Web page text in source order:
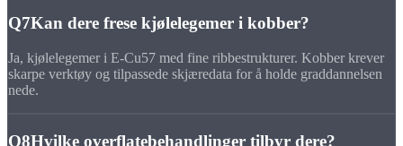
Q7Kan dere frese kjølelegemer i kobber?
Ja, kjølelegemer i E-Cu57 med fine ribbestrukturer. Kobber krever
skarpe verktøy og tilpassede skjæredata for å holde graddannelsen
nede.
Q8Hvilke overflatebehandlinger tilbyr dere?